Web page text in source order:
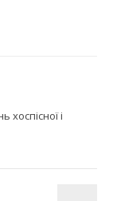
хоспісної і